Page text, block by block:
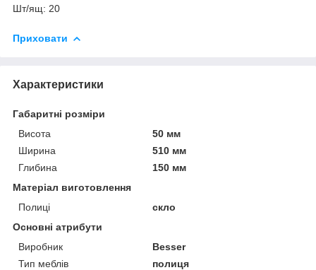
Шт/ящ: 20
Приховати
Характеристики
Габаритні розміри
Висота
50 мм
Ширина
510 мм
Глибина
150 мм
Матеріал виготовлення
Полиці
скло
Основні атрибути
Виробник
Besser
Тип меблів
полиця